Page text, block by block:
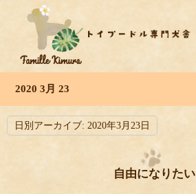
2020 3月 23
日別アーカイブ: 2020年3月23日
自由になりたい